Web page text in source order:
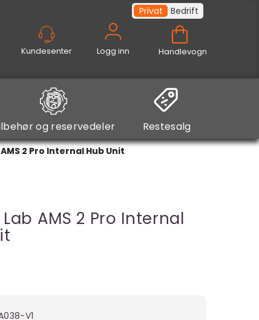
Logg inn
Privat Bedrift
Handlevogn
og reservedeler Restesalg
2 Pro Internal Hub Unit
AMS 2 Pro Internal
V1